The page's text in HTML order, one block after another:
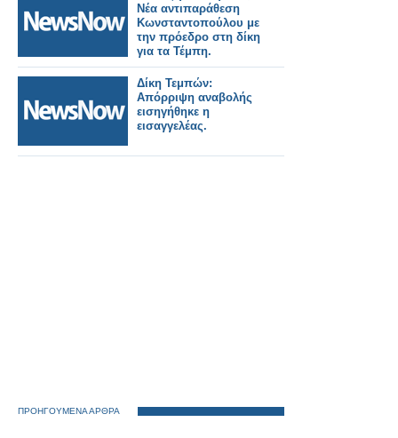
Νέα αντιπαράθεση
Κωνσταντοπούλου με
την πρόεδρο στη δίκη
για τα Τέμπη.
Δίκη Τεμπών:
Απόρριψη αναβολής
εισηγήθηκε η
εισαγγελέας.
ΠΡΟΗΓΟΥΜΕΝΑ ΑΡΘΡΑ